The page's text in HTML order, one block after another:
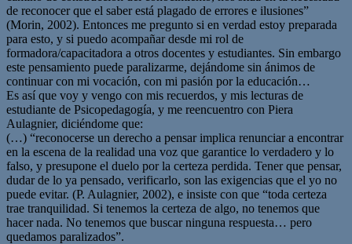
de reconocer que el saber está plagado de errores e ilusiones”
(Morin, 2002). Entonces me pregunto si en verdad estoy preparada
para esto, y si puedo acompañar desde mi rol de
formadora/capacitadora a otros docentes y estudiantes. Sin embargo
este pensamiento puede paralizarme, dejándome sin ánimos de
continuar con mi vocación, con mi pasión por la educación…
Es así que voy y vengo con mis recuerdos, y mis lecturas de
estudiante de Psicopedagogía, y me reencuentro con Piera
Aulagnier, diciéndome que:
(…) “reconocerse un derecho a pensar implica renunciar a encontrar
en la escena de la realidad una voz que garantice lo verdadero y lo
falso, y presupone el duelo por la certeza perdida. Tener que pensar,
dudar de lo ya pensado, verificarlo, son las exigencias que el yo no
puede evitar. (P. Aulagnier, 2002), e insiste con que “toda certeza
trae tranquilidad. Si tenemos la certeza de algo, no tenemos que
hacer nada. No tenemos que buscar ninguna respuesta… pero
quedamos paralizados”.